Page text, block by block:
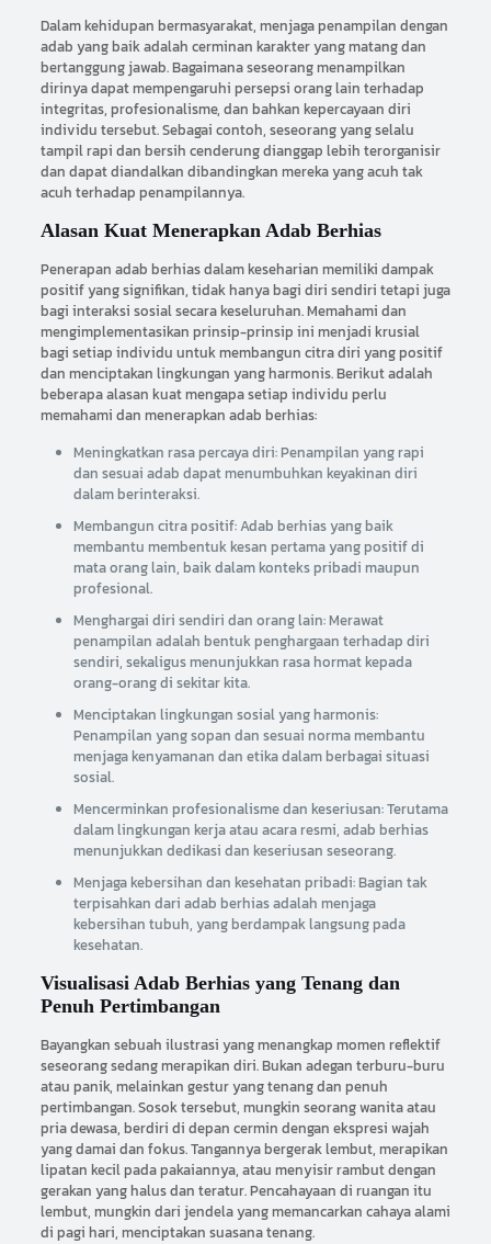
Dalam kehidupan bermasyarakat, menjaga penampilan dengan
adab yang baik adalah cerminan karakter yang matang dan
bertanggung jawab. Bagaimana seseorang menampilkan
dirinya dapat mempengaruhi persepsi orang lain terhadap
integritas, profesionalisme, dan bahkan kepercayaan diri
individu tersebut. Sebagai contoh, seseorang yang selalu
tampil rapi dan bersih cenderung dianggap lebih terorganisir
dan dapat diandalkan dibandingkan mereka yang acuh tak
acuh terhadap penampilannya.
Alasan Kuat Menerapkan Adab Berhias
Penerapan adab berhias dalam keseharian memiliki dampak
positif yang signifikan, tidak hanya bagi diri sendiri tetapi juga
bagi interaksi sosial secara keseluruhan. Memahami dan
mengimplementasikan prinsip-prinsip ini menjadi krusial
bagi setiap individu untuk membangun citra diri yang positif
dan menciptakan lingkungan yang harmonis. Berikut adalah
beberapa alasan kuat mengapa setiap individu perlu
memahami dan menerapkan adab berhias:
Meningkatkan rasa percaya diri: Penampilan yang rapi
dan sesuai adab dapat menumbuhkan keyakinan diri
dalam berinteraksi.
Membangun citra positif: Adab berhias yang baik
membantu membentuk kesan pertama yang positif di
mata orang lain, baik dalam konteks pribadi maupun
profesional.
Menghargai diri sendiri dan orang lain: Merawat
penampilan adalah bentuk penghargaan terhadap diri
sendiri, sekaligus menunjukkan rasa hormat kepada
orang-orang di sekitar kita.
Menciptakan lingkungan sosial yang harmonis:
Penampilan yang sopan dan sesuai norma membantu
menjaga kenyamanan dan etika dalam berbagai situasi
sosial.
Mencerminkan profesionalisme dan keseriusan: Terutama
dalam lingkungan kerja atau acara resmi, adab berhias
menunjukkan dedikasi dan keseriusan seseorang.
Menjaga kebersihan dan kesehatan pribadi: Bagian tak
terpisahkan dari adab berhias adalah menjaga
kebersihan tubuh, yang berdampak langsung pada
kesehatan.
Visualisasi Adab Berhias yang Tenang dan
Penuh Pertimbangan
Bayangkan sebuah ilustrasi yang menangkap momen reflektif
seseorang sedang merapikan diri. Bukan adegan terburu-buru
atau panik, melainkan gestur yang tenang dan penuh
pertimbangan. Sosok tersebut, mungkin seorang wanita atau
pria dewasa, berdiri di depan cermin dengan ekspresi wajah
yang damai dan fokus. Tangannya bergerak lembut, merapikan
lipatan kecil pada pakaiannya, atau menyisir rambut dengan
gerakan yang halus dan teratur. Pencahayaan di ruangan itu
lembut, mungkin dari jendela yang memancarkan cahaya alami
di pagi hari, menciptakan suasana tenang.